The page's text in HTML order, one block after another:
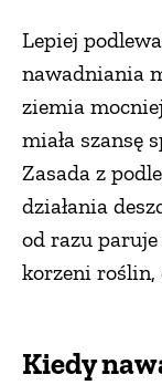
Lepiej
nawadniania
ziemia
miała szansę
Zasada z
działania
od razu
korzeni roślin,
Kiedy